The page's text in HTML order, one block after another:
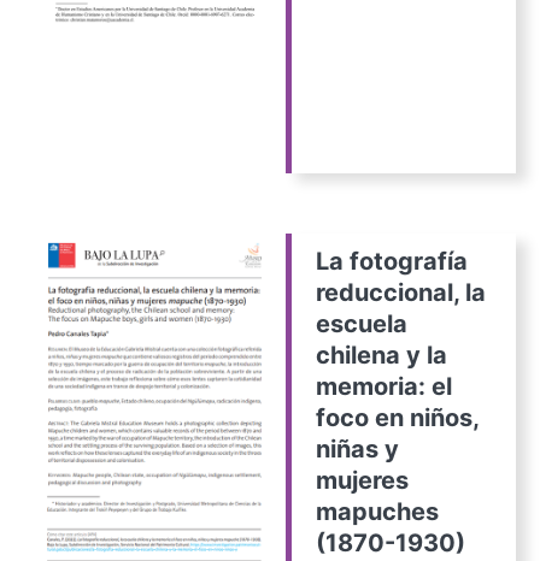
La fotografía
reduccional, la
escuela
chilena y la
memoria: el
foco en niños,
niñas y
mujeres
mapuches
(1870-1930)